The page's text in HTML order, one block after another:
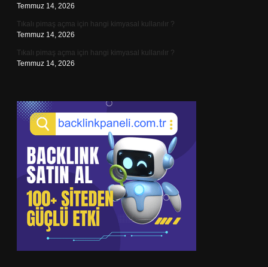
Temmuz 14, 2026
Tıkalı pimaş açma için hangi kimyasal kullanılır ?
Temmuz 14, 2026
Tıkalı pimaş açma için hangi kimyasal kullanılır ?
Temmuz 14, 2026